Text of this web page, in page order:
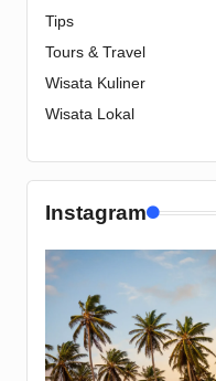
Tips
Tours & Travel
Wisata Kuliner
Wisata Lokal
Instagram